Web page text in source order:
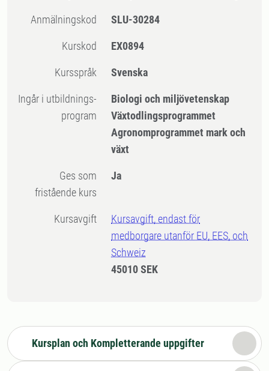
Anmälningskod SLU-30284
Kurskod EX0894
Kursspråk Svenska
Ingår i utbildnings-
program
Biologi och miljövetenskap
Växtodlingsprogrammet
Agronomprogrammet mark och
växt
Ges som
fristående kurs
Ja
Kursavgift
Kursavgift, endast för
medborgare utanför EU, EES, och
Schweiz
45010 SEK
Kursplan och Kompletterande uppgifter